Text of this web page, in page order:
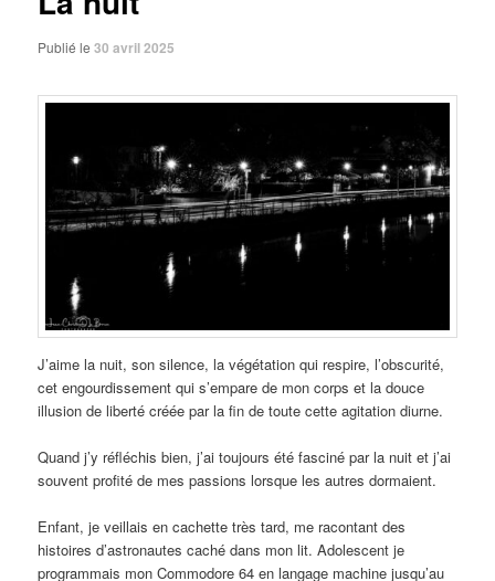
Publié le30 avril 2025
J’aime la nuit, son silence, la végétation qui respire, l’obscurité,
cet engourdissement qui s’empare de mon corps et la douce
illusion de liberté créée par la fin de toute cette agitation diurne.
Quand j’y réfléchis bien, j’ai toujours été fasciné par la nuit et j’ai
souvent profité de mes passions lorsque les autres dormaient.
Enfant, je veillais en cachette très tard, me racontant des
histoires d’astronautes caché dans mon lit. Adolescent je
programmais mon Commodore 64 en langage machine jusqu’au